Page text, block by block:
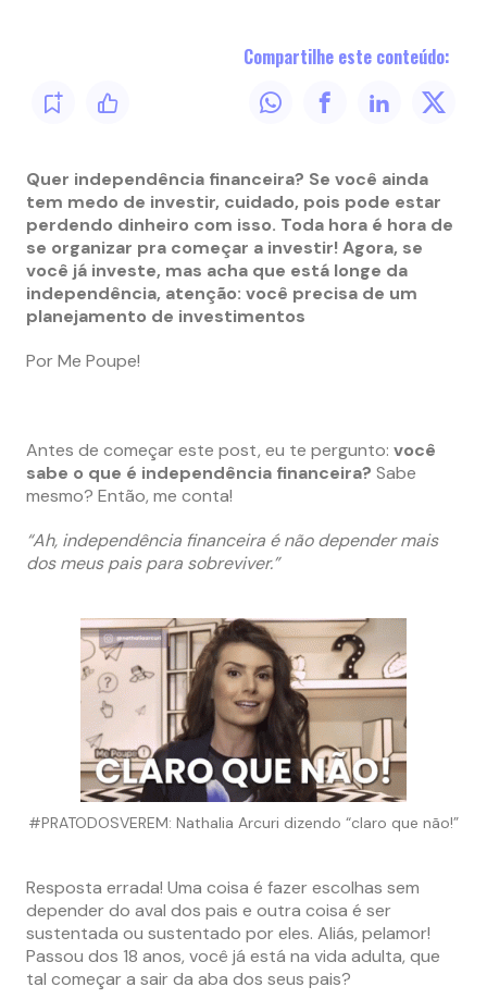
Compartilhe este conteúdo:
Quer independência financeira? Se você ainda
tem medo de investir, cuidado, pois pode estar
perdendo dinheiro com isso. Toda hora é hora de
se organizar pra começar a investir! Agora, se
você já investe, mas acha que está longe da
independência, atenção: você precisa de um
planejamento de investimentos
Por Me Poupe!
Antes de começar este post, eu te pergunto: você
sabe o que é independência financeira? Sabe
mesmo? Então, me conta!
“Ah, independência financeira é não depender mais
dos meus pais para sobreviver.”
#PRATODOSVEREM: Nathalia Arcuri dizendo “claro que não!”
Resposta errada! Uma coisa é fazer escolhas sem
depender do aval dos pais e outra coisa é ser
sustentada ou sustentado por eles. Aliás, pelamor!
Passou dos 18 anos, você já está na vida adulta, que
tal começar a sair da aba dos seus pais?